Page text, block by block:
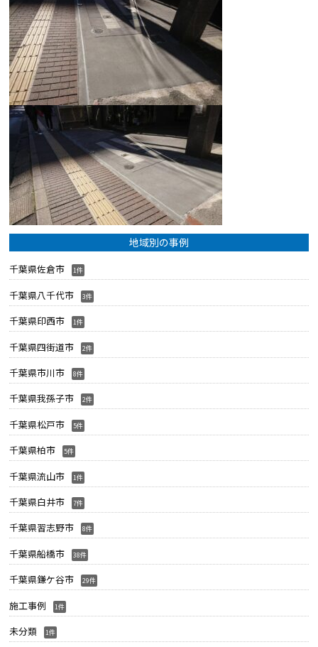
地域別の事例
千葉県佐倉市 1件
千葉県八千代市 3件
千葉県印西市 1件
千葉県四街道市 2件
千葉県市川市 8件
千葉県我孫子市 2件
千葉県松戸市 5件
千葉県柏市 5件
千葉県流山市 1件
千葉県白井市 7件
千葉県習志野市 8件
千葉県船橋市 38件
千葉県鎌ケ谷市 29件
施工事例 1件
未分類 1件